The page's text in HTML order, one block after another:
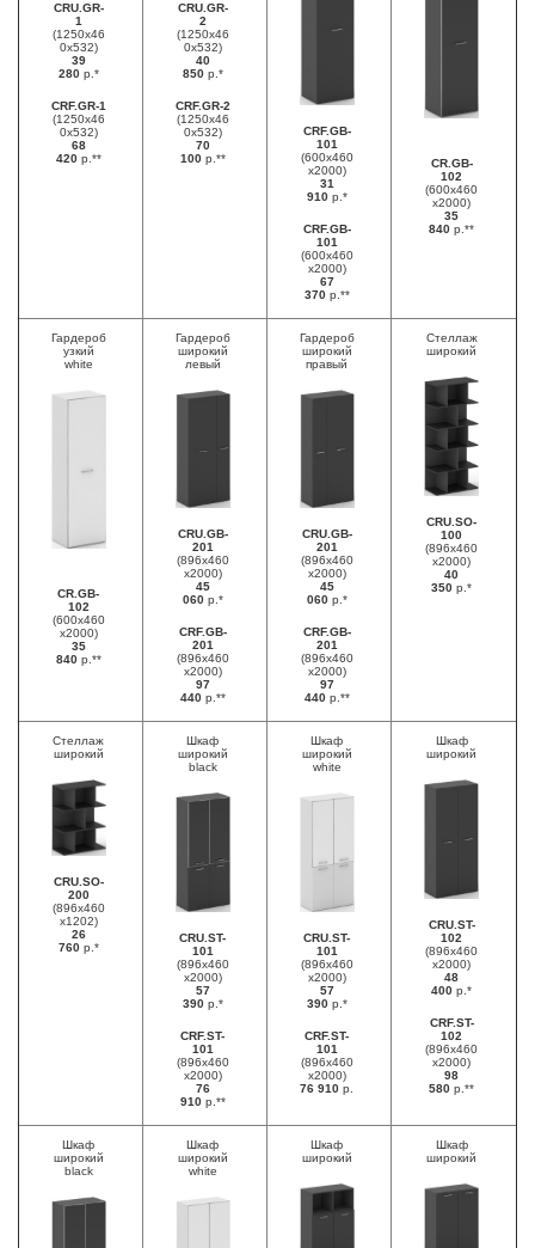
CRU.GR-
1
(1250х46
0х532)
39
280 р.*
CRF.GR-1
(1250х46
0х532)
68
420 р.**
CRU.GR-
2
(1250х46
0х532)
40
850 р.*
CRF.GR-2
(1250х46
0х532)
70
100 р.**
CRF.GB-
101
(600х460
х2000)
31
910 р.*
CRF.GB-
101
(600х460
х2000)
67
370 р.**
CR.GB-
102
(600х460
х2000)
35
840 р.**
Гардероб
узкий
white
CR.GB-
102
(600х460
х2000)
35
840 р.**
Гардероб
широкий
левый
CRU.GB-
201
(896х460
х2000)
45
060 р.*
CRF.GB-
201
(896х460
х2000)
97
440 р.**
Гардероб
широкий
правый
CRU.GB-
201
(896х460
х2000)
45
060 р.*
CRF.GB-
201
(896х460
х2000)
97
440 р.**
Стеллаж
широкий
CRU.SO-
100
(896х460
х2000)
40
350 р.*
Стеллаж
широкий
CRU.SO-
200
(896х460
х1202)
26
760 р.*
Шкаф
широкий
black
CRU.ST-
101
(896х460
х2000)
57
390 р.*
CRF.ST-
101
(896х460
х2000)
76
910 р.**
Шкаф
широкий
white
CRU.ST-
101
(896х460
х2000)
57
390 р.*
CRF.ST-
101
(896х460
х2000)
76 910 р.
Шкаф
широкий
CRU.ST-
102
(896х460
х2000)
48
400 р.*
CRF.ST-
102
(896х460
х2000)
98
580 р.**
Шкаф
широкий
black
Шкаф
широкий
white
Шкаф
широкий
Шкаф
широкий